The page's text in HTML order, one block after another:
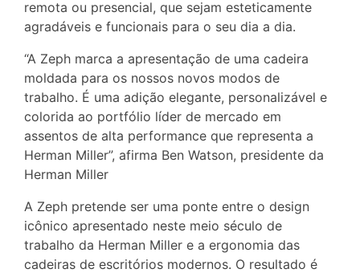
remota ou presencial, que sejam esteticamente
agradáveis e funcionais para o seu dia a dia.
“A Zeph marca a apresentação de uma cadeira
moldada para os nossos novos modos de
trabalho. É uma adição elegante, personalizável e
colorida ao portfólio líder de mercado em
assentos de alta performance que representa a
Herman Miller”, afirma Ben Watson, presidente da
Herman Miller
A Zeph pretende ser uma ponte entre o design
icônico apresentado neste meio século de
trabalho da Herman Miller e a ergonomia das
cadeiras de escritórios modernos. O resultado é